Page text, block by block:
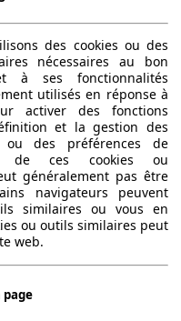
(komb.)
des cookies ou des
nécessaires au bon
à ses fonctionnalités
utilisés en réponse à
activer des fonctions
et la gestion des
ou des préférences de
de ces cookies ou
généralement pas être
navigateurs peuvent
similaires ou vous en
ou outils similaires peut
web.